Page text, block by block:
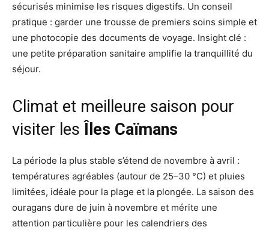
sécurisés minimise les risques digestifs. Un conseil
pratique : garder une trousse de premiers soins simple et
une photocopie des documents de voyage. Insight clé :
une petite préparation sanitaire amplifie la tranquillité du
séjour.
Climat et meilleure saison pour
visiter les Îles Caïmans
La période la plus stable s’étend de novembre à avril :
températures agréables (autour de 25–30 °C) et pluies
limitées, idéale pour la plage et la plongée. La saison des
ouragans dure de juin à novembre et mérite une
attention particulière pour les calendriers des